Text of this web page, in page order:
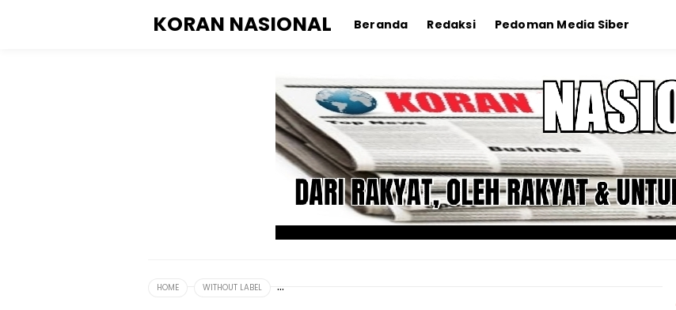
KORAN NASIONAL Beranda Redaksi Pedoman Media Siber
HOME WITHOUT LABEL